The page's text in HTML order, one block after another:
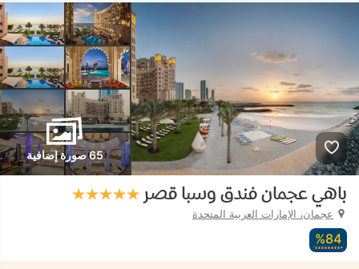
65 صورة إضافية
باهي عجمان فندق وسبا قصر
عجمان، الإمارات العربية المتحدة
84‏%